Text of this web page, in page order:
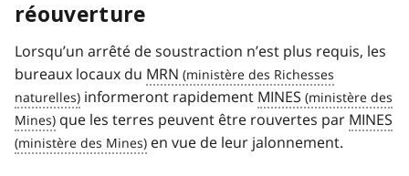
réouverture
Lorsqu’un arrêté de soustraction n’est plus requis, les
bureaux locaux du MRN
informeront rapidement MINES
que les terres peuvent être rouvertes par MINES
en vue de leur jalonnement.